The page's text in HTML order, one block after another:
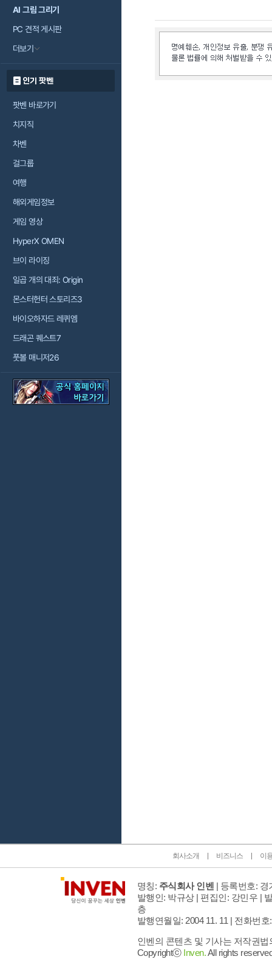
AI 그림 그리기
PC 견적 게시판
더보기
인기 팟벤
팟벤 바로가기
치지직
차벤
걸그룹
여행
해외게임정보
게임 영상
HyperX OMEN
브이 라이징
일곱 개의 대죄: Origin
몬스터헌터 스토리즈3
바이오하자드 레퀴엠
드래곤 퀘스트7
풋볼 매니저26
회사소개 비즈니스 이
명칭: 주식회사 인벤 | 등록번호: 경
발행인: 박규상 | 편집인: 강민우 |
층
발행연월일: 2004 11. 11 | 전화번호
인벤의 콘텐츠 및 기사는 저작권
Copyrightⓒ Inven.All rights